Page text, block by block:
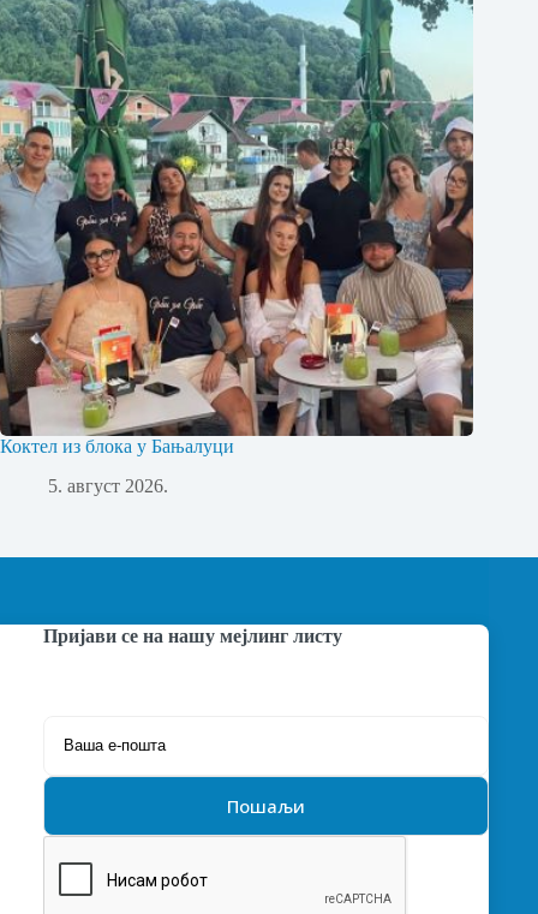
Коктел из блока у Бањалуци
5. август 2026.
Пријави се на нашу мејлинг листу